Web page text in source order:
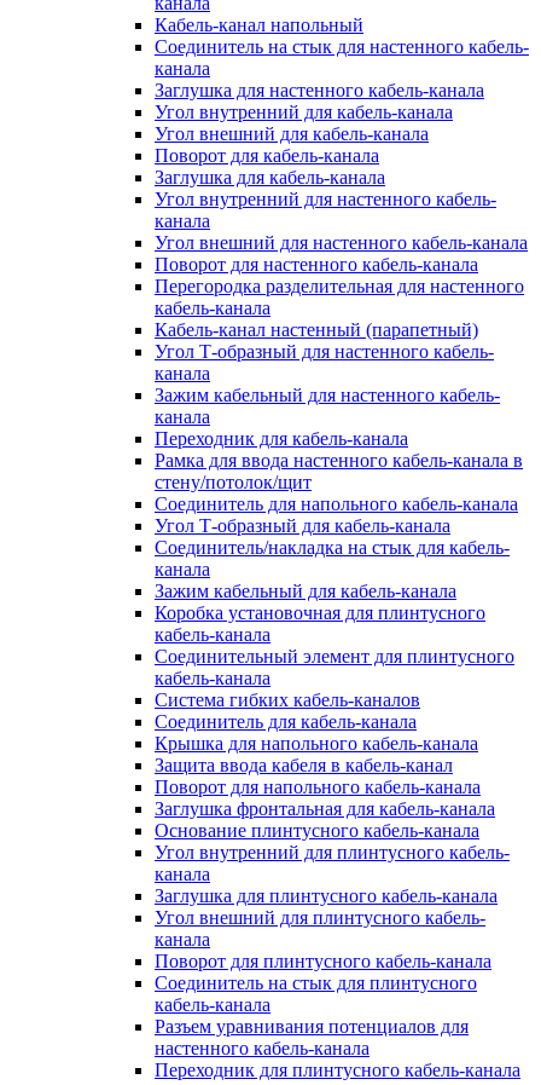
Кабель-канал напольный
Соединитель на стык для настенного кабель-
канала
Заглушка для настенного кабель-канала
Угол внутренний для кабель-канала
Угол внешний для кабель-канала
Поворот для кабель-канала
Заглушка для кабель-канала
Угол внутренний для настенного кабель-
канала
Угол внешний для настенного кабель-канала
Поворот для настенного кабель-канала
Перегородка разделительная для настенного
кабель-канала
Кабель-канал настенный (парапетный)
Угол Т-образный для настенного кабель-
канала
Зажим кабельный для настенного кабель-
канала
Переходник для кабель-канала
Рамка для ввода настенного кабель-канала в
стену/потолок/щит
Соединитель для напольного кабель-канала
Угол Т-образный для кабель-канала
Соединитель/накладка на стык для кабель-
канала
Зажим кабельный для кабель-канала
Коробка установочная для плинтусного
кабель-канала
Соединительный элемент для плинтусного
кабель-канала
Система гибких кабель-каналов
Соединитель для кабель-канала
Крышка для напольного кабель-канала
Защита ввода кабеля в кабель-канал
Поворот для напольного кабель-канала
Заглушка фронтальная для кабель-канала
Основание плинтусного кабель-канала
Угол внутренний для плинтусного кабель-
канала
Заглушка для плинтусного кабель-канала
Угол внешний для плинтусного кабель-
канала
Поворот для плинтусного кабель-канала
Соединитель на стык для плинтусного
кабель-канала
Разъем уравнивания потенциалов для
настенного кабель-канала
Переходник для плинтусного кабель-канала